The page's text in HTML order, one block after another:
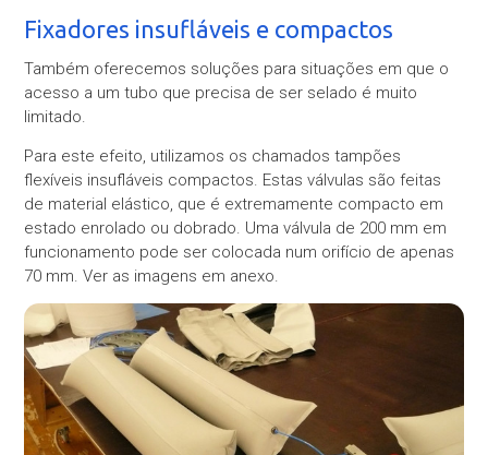
Fixadores insufláveis e compactos
Também oferecemos soluções para situações em que o
acesso a um tubo que precisa de ser selado é muito
limitado.
Para este efeito, utilizamos os chamados tampões
flexíveis insufláveis compactos. Estas válvulas são feitas
de material elástico, que é extremamente compacto em
estado enrolado ou dobrado. Uma válvula de 200 mm em
funcionamento pode ser colocada num orifício de apenas
70 mm. Ver as imagens em anexo.